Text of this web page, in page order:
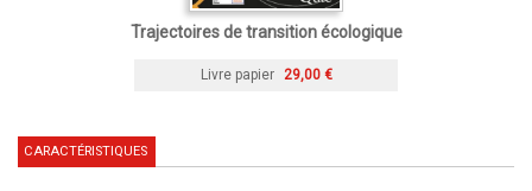
Trajectoires de transition écologique
Livre papier 29,00 €
CARACTÉRISTIQUES